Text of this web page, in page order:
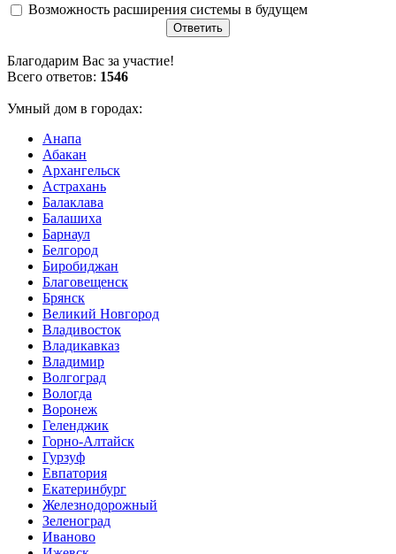
Возможность расширения системы в будущем
Благодарим Вас за участие!
Всего ответов: 1546
Умный дом в городах:
Анапа
Абакан
Архангельск
Астрахань
Балаклава
Балашиха
Барнаул
Белгород
Биробиджан
Благовещенск
Брянск
Великий Новгород
Владивосток
Владикавказ
Владимир
Волгоград
Вологда
Воронеж
Геленджик
Горно-Алтайск
Гурзуф
Евпатория
Екатеринбург
Железнодорожный
Зеленоград
Иваново